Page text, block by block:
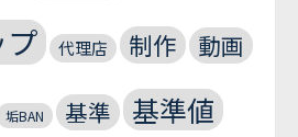
代理店 制作 動画
垢BAN 基準 基準値